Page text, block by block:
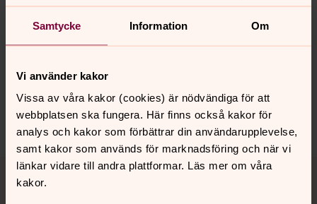
Samtycke Information Om
Vi använder kakor
Vissa av våra kakor (cookies) är nödvändiga för att
webbplatsen ska fungera. Här finns också kakor för
analys och kakor som förbättrar din användarupplevelse,
samt kakor som används för marknadsföring och när vi
länkar vidare till andra plattformar. Läs mer om våra
kakor.
innehåll?
spanga-kista.forsamling@svenskakyrkan.se
Dela
Tillbaka till toppen
Tillbaka till innehållet